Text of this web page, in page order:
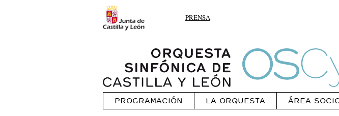
PRENSA
PROGRAMACIÓN LA ORQUESTA ÁREA